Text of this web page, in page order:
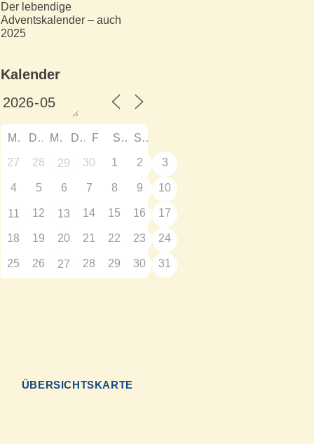
Der lebendige
Adventskalender – auch
2025
Kalender
M D M D F S S
27 28 29 30 1 2 3
4 5 6 7 8 9 10
11 12 13 14 15 16 17
18 19 20 21 22 23 24
25 26 27 28 29 30 31
ÜBERSICHTSKARTE